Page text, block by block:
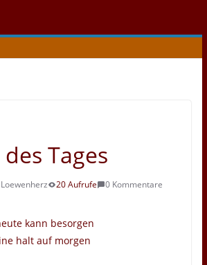
Tages
Loewenherz 20 Aufrufe
0 Kommentare
kann besorgen
halt auf morgen